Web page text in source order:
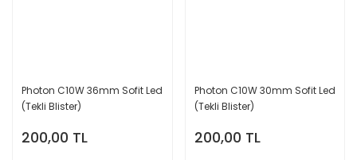
Photon C10W 36mm Sofit Led
(Tekli Blister)
200,00 TL
Photon C10W 30mm Sofit Led
(Tekli Blister)
200,00 TL